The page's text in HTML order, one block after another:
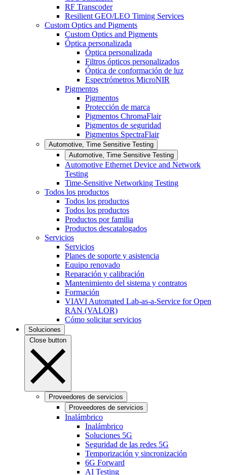
RF Transcoder
Resilient GEO/LEO Timing Services
Custom Optics and Pigments
Custom Optics and Pigments
Óptica personalizada
Óptica personalizada
Filtros ópticos personalizados
Óptica de conformación de luz
Espectrómetros MicroNIR
Pigmentos
Pigmentos
Protección de marca
Pigmentos ChromaFlair
Pigmentos de seguridad
Pigmentos SpectraFlair
Automotive, Time Sensitive Testing
Automotive, Time Sensitive Testing
Automotive Ethernet Device and Network
Testing
Time-Sensitive Networking Testing
Todos los productos
Todos los productos
Todos los productos
Productos por familia
Productos descatalogados
Servicios
Servicios
Planes de soporte y asistencia
Equipo renovado
Reparación y calibración
Mantenimiento del sistema y contratos
Formación
VIAVI Automated Lab-as-a-Service for Open
RAN (VALOR)
Cómo solicitar servicios
Soluciones
Close button
Proveedores de servicios
Proveedores de servicios
Inalámbrico
Inalámbrico
Soluciones 5G
Seguridad de las redes 5G
Temporización y sincronización
6G Forward
AI Testing